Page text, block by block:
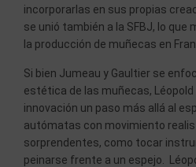
incorporarlas en sus propias
se unió también a la SFBJ, lo que
la producción de muñecas en
Si bien Jumeau y Gaultier se
estética de las muñecas, Léopold
innovación un paso más allá al
autómatas con movimiento
sorprendentes, como tocar
peinarse frente a un espejo.